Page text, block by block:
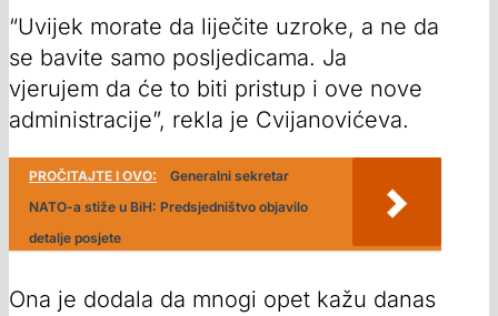
“Uvijek morate da liječite uzroke, a ne da
se bavite samo posljedicama. Ja
vjerujem da će to biti pristup i ove nove
administracije”, rekla je Cvijanovićeva.
PROČITAJTE I OVO:
Generalni sekretar
NATO-a stiže u BiH: Predsjedništvo objavilo
detalje posjete
Ona je dodala da mnogi opet kažu danas